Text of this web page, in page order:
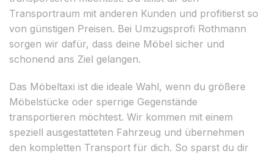
Transportraum mit anderen Kunden und profitierst so
von günstigen Preisen. Bei Umzugsprofi Rothmann
sorgen wir dafür, dass deine Möbel sicher und
schonend ans Ziel gelangen.
Das Möbeltaxi ist die ideale Wahl, wenn du größere
Möbelstücke oder sperrige Gegenstände
transportieren möchtest. Wir kommen mit einem
speziell ausgestatteten Fahrzeug und übernehmen
den kompletten Transport für dich. So sparst du dir